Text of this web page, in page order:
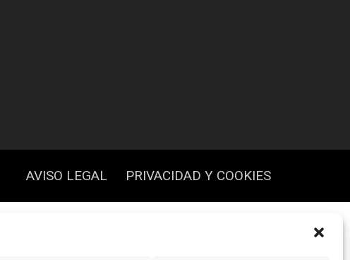
AVISO LEGAL PRIVACIDAD Y COOKIES